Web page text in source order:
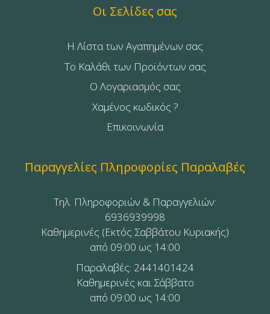
Οι Σελίδες σας
Η Λίστα των Αγαπημένων σας
Το Καλάθι των Προϊόντων σας
Ο Λογαριασμός σας
Χαμένος κωδικός ?
Επικοινωνία
Παραγγελίες Πληροφορίες Παραλαβές
Τηλ. Πληροφοριών & Παραγγελιών:
6936939998
Καθημερινές (Εκτός Σαββάτου Κυριακής)
από 09:00 ως 14:00
Παραλαβές: 2441401424
Καθημερινές και Σάββατο
από 09:00 ως 14:00